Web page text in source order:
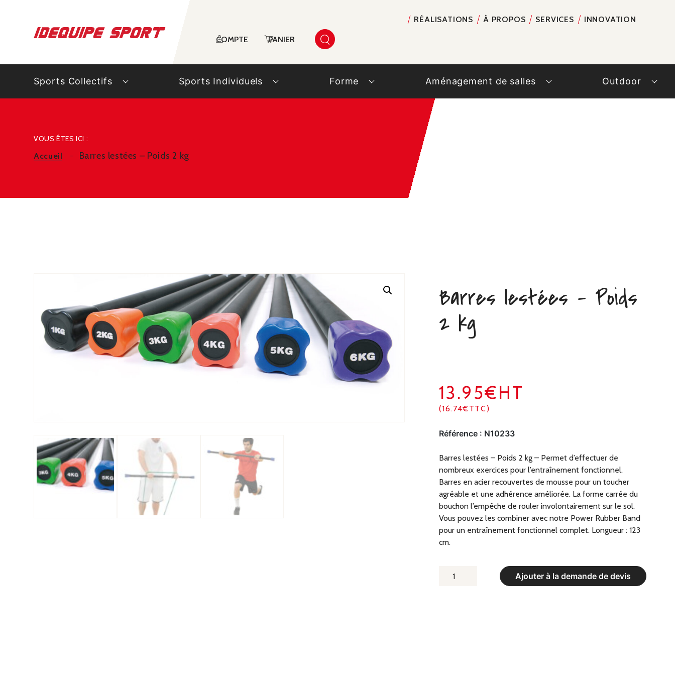
RÉALISATIONS À PROPOS SERVICES INNOVATION
COMPTE PANIER
Sports Collectifs Sports Individuels Forme Aménagement de salles Outdoor
VOUS ÊTES ICI :
Accueil Barres lestées – Poids 2 kg
Barres lestées – Poids
2 kg
13.95€HT
(16.74€TTC)
Référence : N10233
Barres lestées – Poids 2 kg – Permet d’effectuer de
nombreux exercices pour l’entraînement fonctionnel.
Barres en acier recouvertes de mousse pour un toucher
agréable et une adhérence améliorée. La forme carrée du
bouchon l’empêche de rouler involontairement sur le sol.
Vous pouvez les combiner avec notre Power Rubber Band
pour un entraînement fonctionnel complet. Longueur : 123
cm.
Ajouter à la demande de devis
QUANTITÉ